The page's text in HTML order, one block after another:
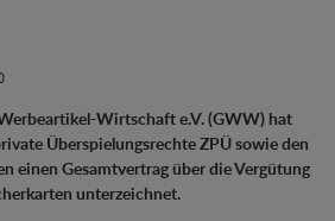
Wirtschaft e.V. (GWW) hat
Überspielungsrechte ZPÜ sowie den
einen Gesamtvertrag über die Vergütung
unterzeichnet.